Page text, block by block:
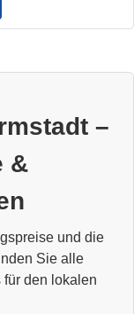
–
&
und die
Sie alle
für den lokalen